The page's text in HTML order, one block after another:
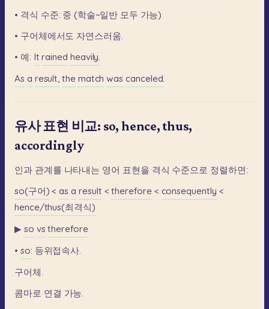
• 격식 수준: 중 (학술~일반 모두 가능)
• 구어체에서도 자연스러움.
• 예: It rained heavily.
As a result, the match was canceled.
유사 표현 비교: so, hence, thus,
accordingly
인과 관계를 나타내는 영어 표현을 격식 수준으로 정렬하면:
so(구어) < as a result < therefore < consequently <
hence/thus(최격식)
▶ so vs therefore
• so: 등위접속사.
구어체.
콤마로 연결 가능.